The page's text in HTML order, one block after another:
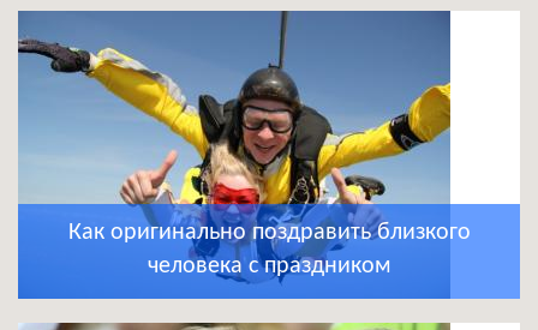
Как оригинально поздравить близкого
человека с праздником